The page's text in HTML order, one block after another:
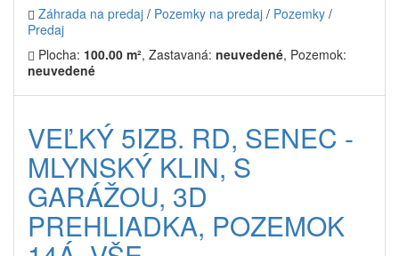
Záhrada na predaj / Pozemky na predaj / Pozemky /
Predaj
Plocha: 100.00 m², Zastavaná: neuvedené, Pozemok:
neuvedené
VEĽKÝ 5IZB. RD, SENEC -
MLYNSKÝ KLIN, S
GARÁŽOU, 3D
PREHLIADKA, POZEMOK